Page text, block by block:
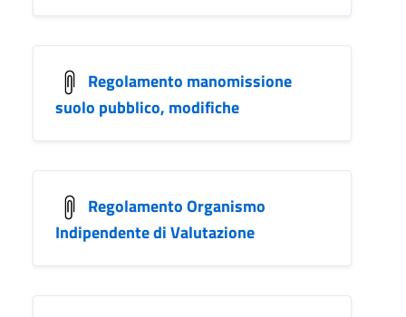
Regolamento manomissione
suolo pubblico, modifiche
Regolamento Organismo
Indipendente di Valutazione